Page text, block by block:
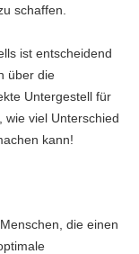
schaffen.
ist entscheidend
über die
Untergestell für
wie viel Unterschied
kann!
die einen